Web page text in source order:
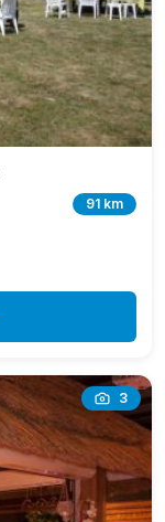
91 km
3